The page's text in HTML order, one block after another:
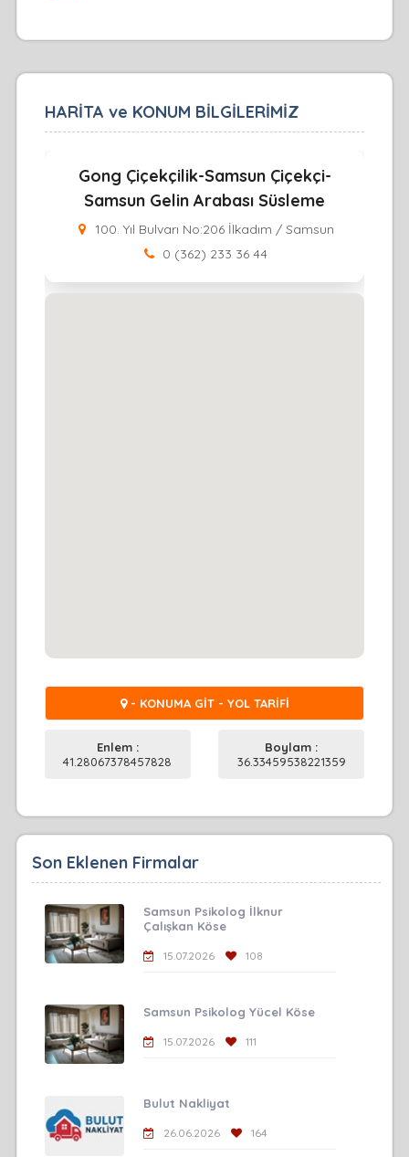
HARİTA ve KONUM BİLGİLERİMİZ
Gong Çiçekçilik-Samsun Çiçekçi-
Samsun Gelin Arabası Süsleme
100. Yıl Bulvarı No:206 İlkadım / Samsun
0 (362) 233 36 44
- KONUMA GİT - YOL TARİFİ
Enlem :
41.28067378457828
Boylam :
36.33459538221359
Son Eklenen Firmalar
Samsun Psikolog İlknur
Çalışkan Köse
15.07.2026 108
Samsun Psikolog Yücel Köse
15.07.2026 111
Bulut Nakliyat
26.06.2026 164